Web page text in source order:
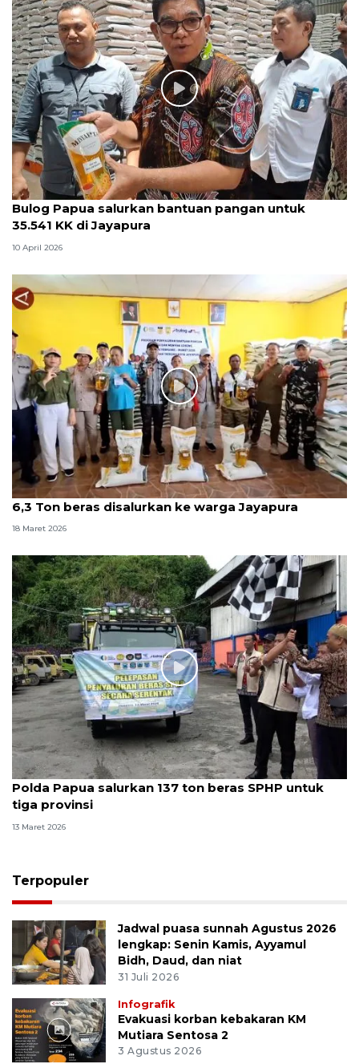
Bulog Papua salurkan bantuan pangan untuk
35.541 KK di Jayapura
10 April 2026
6,3 Ton beras disalurkan ke warga Jayapura
18 Maret 2026
Polda Papua salurkan 137 ton beras SPHP untuk
tiga provinsi
13 Maret 2026
Terpopuler
Jadwal puasa sunnah Agustus 2026
lengkap: Senin Kamis, Ayyamul
Bidh, Daud, dan niat
31 Juli 2026
Infografik
Evakuasi korban kebakaran KM
Mutiara Sentosa 2
3 Agustus 2026